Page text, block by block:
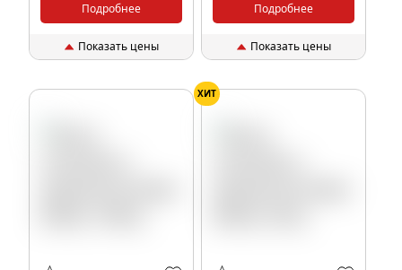
Подробнее
Показать цены
Подробнее
Показать цены
ХИТ